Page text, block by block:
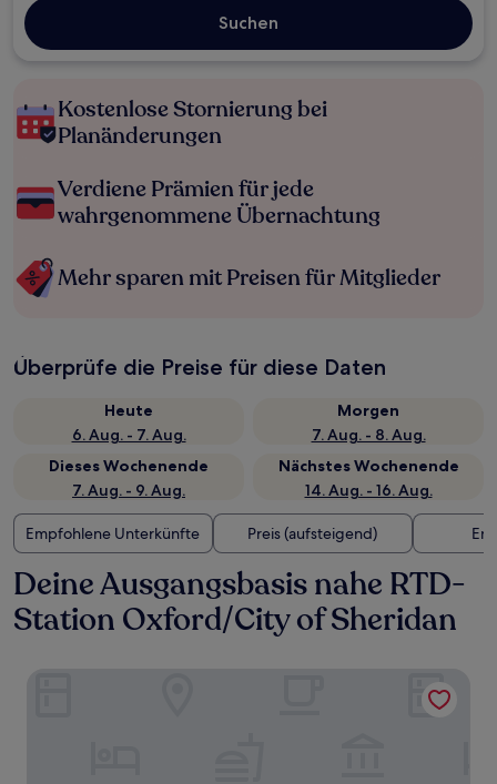
Suchen
Kostenlose Stornierung bei
Planänderungen
Verdiene Prämien für jede
wahrgenommene Übernachtung
Mehr sparen mit Preisen für Mitglieder
Überprüfe die Preise für diese Daten
Heute
6. Aug. - 7. Aug.
Morgen
7. Aug. - 8. Aug.
Dieses Wochenende
7. Aug. - 9. Aug.
Nächstes Wochenende
14. Aug. - 16. Aug.
Empfohlene Unterkünfte Preis (aufsteigend)
Deine Ausgangsbasis nahe RTD-
Station Oxford/City of Sheridan